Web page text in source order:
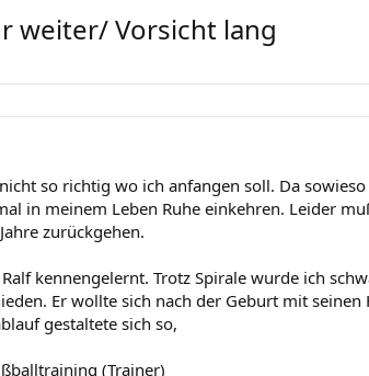
weiter/ Vorsicht lang
so richtig wo ich anfangen soll. Da
in meinem Leben Ruhe einkehren. Leider
zurückgehen.
kennengelernt. Trotz Spirale wurde ich
Er wollte sich nach der Geburt mit
gestaltete sich so,
(Trainer)